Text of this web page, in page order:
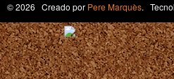
© 2026 Creado por Pere Marquès.